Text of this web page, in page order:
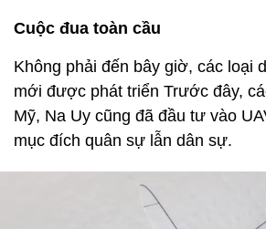
Cuộc đua toàn cầu
Không phải đến bây giờ, các loại
mới được phát triển Trước đây,
Mỹ, Na Uy cũng đã đầu tư vào
mục đích quân sự lẫn dân sự.